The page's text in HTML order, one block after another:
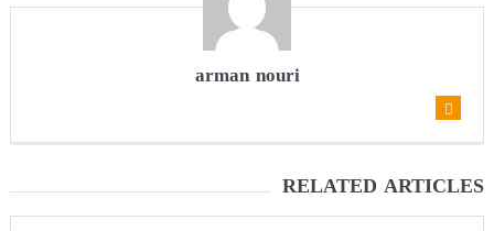
arman nouri
RELATED ARTICLES